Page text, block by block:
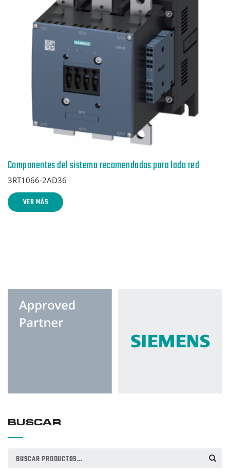
Componentes del sistema recomendados para lado red
3RT1066-2AD36
VER MÁS
BUSCAR
Buscar
BUSCAR